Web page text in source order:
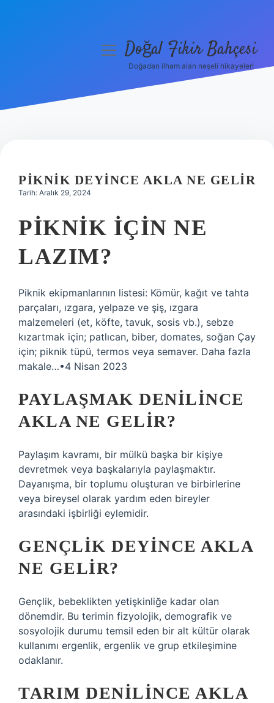
Hakkımızda
menüyüDoğal Fikir Bahçesi
Doğadan ilham alan neşeli hikayeler!
PIKNIK DEYINCE AKLA NE GELIR
Tarih: Aralık 29, 2024
PIKNIK IÇIN NE
LAZIM?
Piknik ekipmanlarının listesi: Kömür, kağıt ve tahta
parçaları, ızgara, yelpaze ve şiş, ızgara
malzemeleri (et, köfte, tavuk, sosis vb.), sebze
kızartmak için; patlıcan, biber, domates, soğan Çay
için; piknik tüpü, termos veya semaver. Daha fazla
makale…•4 Nisan 2023
PAYLAŞMAK DENILINCE
AKLA NE GELIR?
Paylaşım kavramı, bir mülkü başka bir kişiye
devretmek veya başkalarıyla paylaşmaktır.
Dayanışma, bir toplumu oluşturan ve birbirlerine
veya bireysel olarak yardım eden bireyler
arasındaki işbirliği eylemidir.
GENÇLIK DEYINCE AKLA
NE GELIR?
Gençlik, bebeklikten yetişkinliğe kadar olan
dönemdir. Bu terimin fizyolojik, demografik ve
sosyolojik durumu temsil eden bir alt kültür olarak
kullanımı ergenlik, ergenlik ve grup etkileşimine
odaklanır.
TARIM DENILINCE AKLA